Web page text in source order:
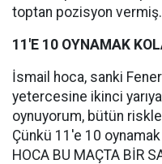
toptan pozisyon vermiş.
11'E 10 OYNAMAK
İsmail hoca, sanki
yetercesine ikinci
oynuyorum, bütün
Çünkü 11'e 10
HOCA BU MAÇTA BİR